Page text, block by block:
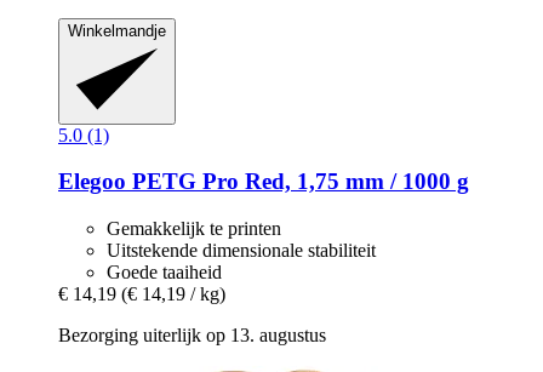
Winkelmandje
5.0 (1)
Elegoo PETG Pro Red, 1,75 mm / 1000 g
Gemakkelijk te printen
Uitstekende dimensionale stabiliteit
Goede taaiheid
€ 14,19 (€ 14,19 / kg)
Bezorging uiterlijk op 13. augustus